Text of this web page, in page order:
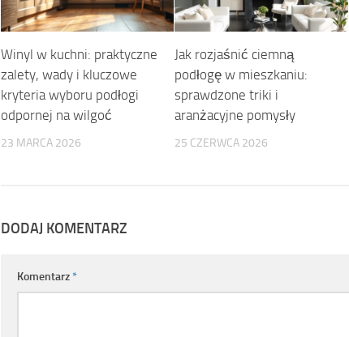
Winyl w kuchni: praktyczne
zalety, wady i kluczowe
kryteria wyboru podłogi
odpornej na wilgoć
23 MARCA 2026
Jak rozjaśnić ciemną
podłogę w mieszkaniu:
sprawdzone triki i
aranżacyjne pomysły
25 CZERWCA 2026
DODAJ KOMENTARZ
Komentarz*